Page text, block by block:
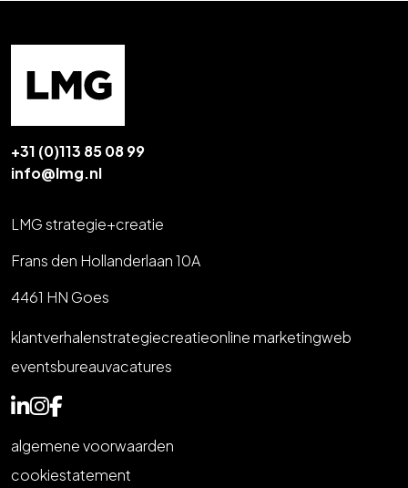
+31 (0)113 85 08 99
info@lmg.nl
LMG strategie+creatie
Frans den Hollanderlaan 10A
4461 HN Goes
klantverhalenstrategiecreatieonline marketingweb
eventsbureauvacatures
algemene voorwaarden
cookiestatement